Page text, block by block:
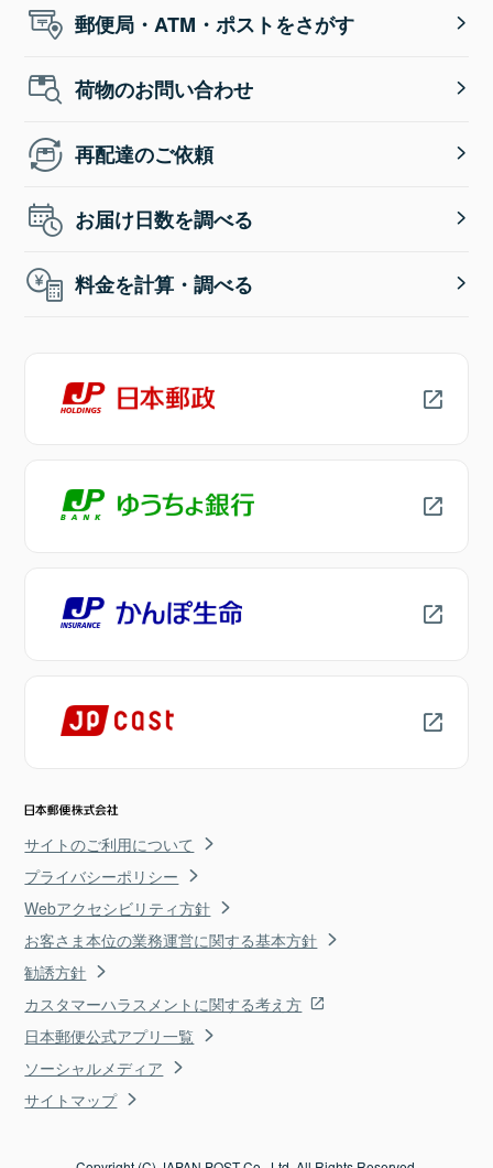
郵便局・ATM・ポストをさがす
荷物のお問い合わせ
再配達のご依頼
お届け日数を調べる
料金を計算・調べる
サイトのご利用について
プライバシーポリシー
Webアクセシビリティ方針
お客さま本位の業務運営に関する基本方針
勧誘方針
カスタマーハラスメントに関する考え方
日本郵便公式アプリ一覧
ソーシャルメディア
サイトマップ